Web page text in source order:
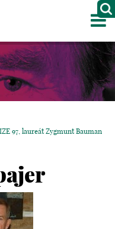
97, laureát Zygmunt Bauman